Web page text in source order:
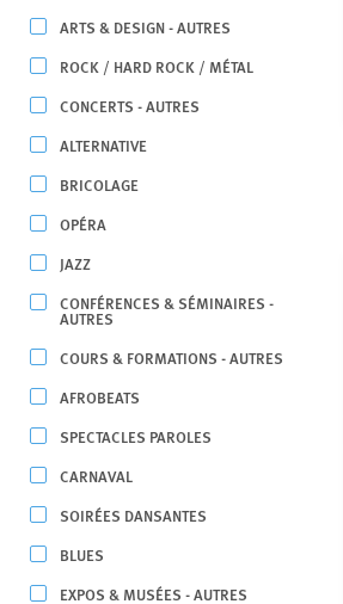
ARTS & DESIGN - AUTRES
ROCK / HARD ROCK / MÉTAL
CONCERTS - AUTRES
ALTERNATIVE
BRICOLAGE
OPÉRA
JAZZ
CONFÉRENCES & SÉMINAIRES -
AUTRES
COURS & FORMATIONS - AUTRES
AFROBEATS
SPECTACLES PAROLES
CARNAVAL
SOIRÉES DANSANTES
BLUES
EXPOS & MUSÉES - AUTRES